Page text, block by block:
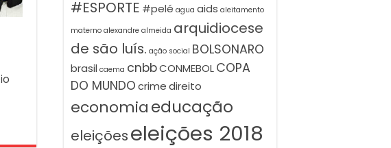
#ESPORTE #pelé agua aids aleitamento
materno alexandre almeida arquidiocese
de são luís. ação social BOLSONARO
brasil caema cnbbCONMEBOLCOPA
DO MUNDOcrimedireito
economiaeducação
eleiçõeseleições 2018